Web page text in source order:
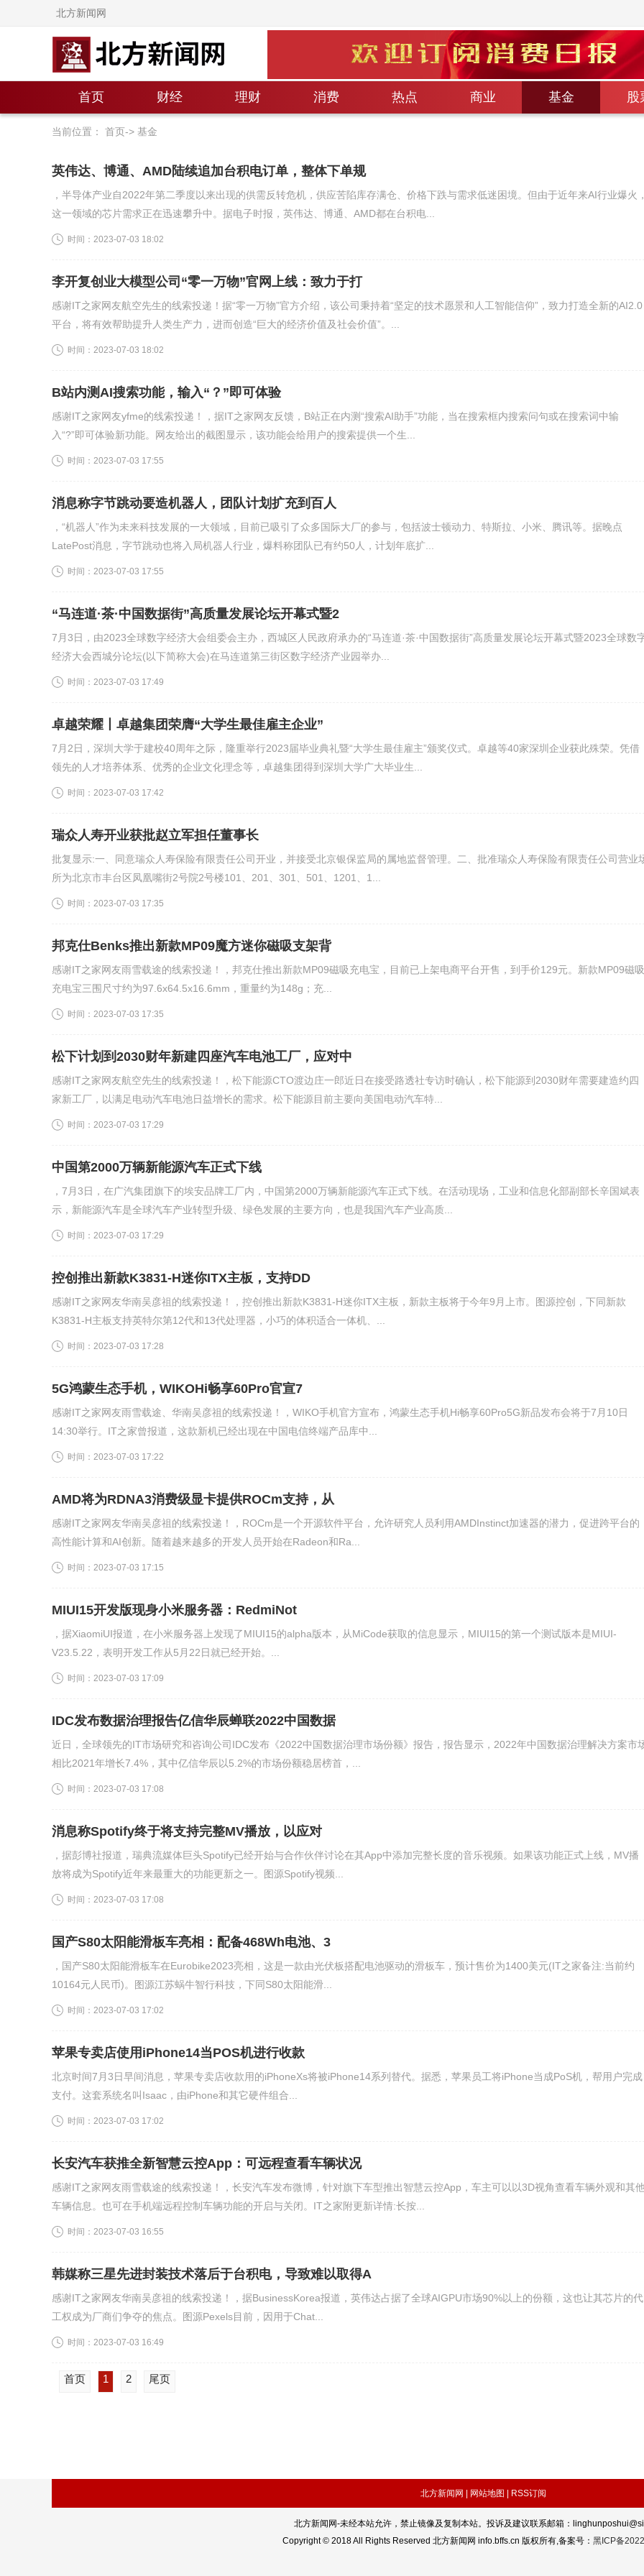
北方新闻网
首页 财经 理财 消费 热点 商业 基金 股
当前位置： 首页-> 基金
英伟达、博通、AMD陆续追加台积电订单，整体下单规
，半导体产业自2022年第二季度以来出现的供需反转危机，供应苦陷库存满仓、价格下跌与需求低迷困境。但由于近年来AI行业爆火
这一领域的芯片需求正在迅速攀升中。据电子时报，英伟达、博通、AMD都在台积电...
时间： 2023-07-03 18:02
李开复创业大模型公司“零一万物”官网上线：致力于打
感谢IT之家网友航空先生的线索投递！据“零一万物”官方介绍，该公司秉持着“坚定的技术愿景和人工智能信仰”，致力打造全新的AI2.0
平台，将有效帮助提升人类生产力，进而创造“巨大的经济价值及社会价值”。...
时间： 2023-07-03 18:02
B站内测AI搜索功能，输入“？”即可体验
感谢IT之家网友yfme的线索投递！，据IT之家网友反馈，B站正在内测“搜索AI助手”功能，当在搜索框内搜索问句或在搜索词中输
入“?”即可体验新功能。网友给出的截图显示，该功能会给用户的搜索提供一个生...
时间： 2023-07-03 17:55
消息称字节跳动要造机器人，团队计划扩充到百人
，“机器人”作为未来科技发展的一大领域，目前已吸引了众多国际大厂的参与，包括波士顿动力、特斯拉、小米、腾讯等。据晚点
LatePost消息，字节跳动也将入局机器人行业，爆料称团队已有约50人，计划年底扩...
时间： 2023-07-03 17:55
“马连道·茶·中国数据街”高质量发展论坛开幕式暨2
7月3日，由2023全球数字经济大会组委会主办，西城区人民政府承办的“马连道·茶·中国数据街”高质量发展论坛开幕式暨2023全球数
经济大会西城分论坛(以下简称大会)在马连道第三街区数字经济产业园举办...
时间： 2023-07-03 17:49
卓越荣耀丨卓越集团荣膺“大学生最佳雇主企业”
7月2日，深圳大学于建校40周年之际，隆重举行2023届毕业典礼暨“大学生最佳雇主”颁奖仪式。卓越等40家深圳企业获此殊荣。凭借
领先的人才培养体系、优秀的企业文化理念等，卓越集团得到深圳大学广大毕业生...
时间： 2023-07-03 17:42
瑞众人寿开业获批赵立军担任董事长
批复显示:一、同意瑞众人寿保险有限责任公司开业，并接受北京银保监局的属地监督管理。二、批准瑞众人寿保险有限责任公司营业
所为北京市丰台区凤凰嘴街2号院2号楼101、201、301、501、1201、1...
时间： 2023-07-03 17:35
邦克仕Benks推出新款MP09魔方迷你磁吸支架背
感谢IT之家网友雨雪载途的线索投递！，邦克仕推出新款MP09磁吸充电宝，目前已上架电商平台开售，到手价129元。新款MP09磁吸
充电宝三围尺寸约为97.6x64.5x16.6mm，重量约为148g；充...
时间： 2023-07-03 17:35
松下计划到2030财年新建四座汽车电池工厂，应对中
感谢IT之家网友航空先生的线索投递！，松下能源CTO渡边庄一郎近日在接受路透社专访时确认，松下能源到2030财年需要建造约四
家新工厂，以满足电动汽车电池日益增长的需求。松下能源目前主要向美国电动汽车特...
时间： 2023-07-03 17:29
中国第2000万辆新能源汽车正式下线
，7月3日，在广汽集团旗下的埃安品牌工厂内，中国第2000万辆新能源汽车正式下线。在活动现场，工业和信息化部副部长辛国斌表
示，新能源汽车是全球汽车产业转型升级、绿色发展的主要方向，也是我国汽车产业高质...
时间： 2023-07-03 17:29
控创推出新款K3831-H迷你ITX主板，支持DD
感谢IT之家网友华南吴彦祖的线索投递！，控创推出新款K3831-H迷你ITX主板，新款主板将于今年9月上市。图源控创，下同新款
K3831-H主板支持英特尔第12代和13代处理器，小巧的体积适合一体机、...
时间： 2023-07-03 17:28
5G鸿蒙生态手机，WIKOHi畅享60Pro官宣7
感谢IT之家网友雨雪载途、华南吴彦祖的线索投递！，WIKO手机官方宣布，鸿蒙生态手机Hi畅享60Pro5G新品发布会将于7月10日
14:30举行。IT之家曾报道，这款新机已经出现在中国电信终端产品库中...
时间： 2023-07-03 17:22
AMD将为RDNA3消费级显卡提供ROCm支持，从
感谢IT之家网友华南吴彦祖的线索投递！，ROCm是一个开源软件平台，允许研究人员利用AMDInstinct加速器的潜力，促进跨平台的
高性能计算和AI创新。随着越来越多的开发人员开始在Radeon和Ra...
时间： 2023-07-03 17:15
MIUI15开发版现身小米服务器：RedmiNot
，据XiaomiUI报道，在小米服务器上发现了MIUI15的alpha版本，从MiCode获取的信息显示，MIUI15的第一个测试版本是MIUI-
V23.5.22，表明开发工作从5月22日就已经开始。...
时间： 2023-07-03 17:09
IDC发布数据治理报告亿信华辰蝉联2022中国数据
近日，全球领先的IT市场研究和咨询公司IDC发布《2022中国数据治理市场份额》报告，报告显示，2022年中国数据治理解决方案市
相比2021年增长7.4%，其中亿信华辰以5.2%的市场份额稳居榜首，...
时间： 2023-07-03 17:08
消息称Spotify终于将支持完整MV播放，以应对
，据彭博社报道，瑞典流媒体巨头Spotify已经开始与合作伙伴讨论在其App中添加完整长度的音乐视频。如果该功能正式上线，MV播
放将成为Spotify近年来最重大的功能更新之一。图源Spotify视频...
时间： 2023-07-03 17:08
国产S80太阳能滑板车亮相：配备468Wh电池、3
，国产S80太阳能滑板车在Eurobike2023亮相，这是一款由光伏板搭配电池驱动的滑板车，预计售价为1400美元(IT之家备注:当前约
10164元人民币)。图源江苏蜗牛智行科技，下同S80太阳能滑...
时间： 2023-07-03 17:02
苹果专卖店使用iPhone14当POS机进行收款
北京时间7月3日早间消息，苹果专卖店收款用的iPhoneXs将被iPhone14系列替代。据悉，苹果员工将iPhone当成PoS机，帮用户完成
支付。这套系统名叫Isaac，由iPhone和其它硬件组合...
时间： 2023-07-03 17:02
长安汽车获推全新智慧云控App：可远程查看车辆状况
感谢IT之家网友雨雪载途的线索投递！，长安汽车发布微博，针对旗下车型推出智慧云控App，车主可以以3D视角查看车辆外观和其
车辆信息。也可在手机端远程控制车辆功能的开启与关闭。IT之家附更新详情:长按...
时间： 2023-07-03 16:55
韩媒称三星先进封装技术落后于台积电，导致难以取得A
感谢IT之家网友华南吴彦祖的线索投递！，据BusinessKorea报道，英伟达占据了全球AIGPU市场90%以上的份额，这也让其芯片的代
工权成为厂商们争夺的焦点。图源Pexels目前，因用于Chat...
时间： 2023-07-03 16:49
首页 1 2 尾页
北方新闻网 | 网站地图 | RSS订阅
北方新闻网-未经本站允许，禁止镜像及复制本站。投诉及建议联系邮箱：
Copyright © 2018 All Rights Reserved 北方新闻网 info.bffs.cn 版权所有,备案号： 黑ICP备